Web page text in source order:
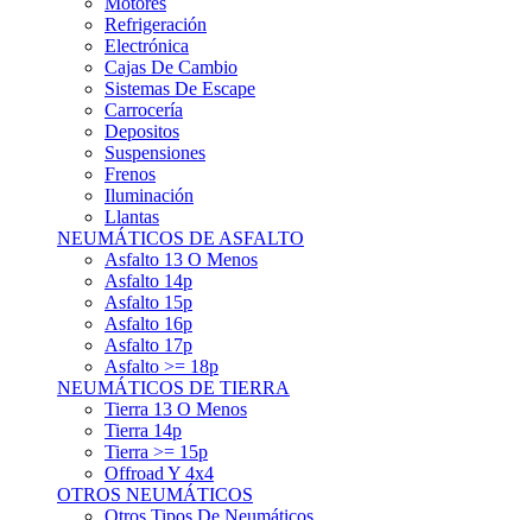
Electrónica
Cajas De Cambio
Sistemas De Escape
Carrocería
Depositos
Suspensiones
Frenos
Iluminación
Llantas
NEUMÁTICOS DE ASFALTO
Asfalto 13 O Menos
Asfalto 14p
Asfalto 15p
Asfalto 16p
Asfalto 17p
Asfalto >= 18p
NEUMÁTICOS DE TIERRA
Tierra 13 O Menos
Tierra 14p
Tierra >= 15p
Offroad Y 4x4
OTROS NEUMÁTICOS
Otros Tipos De Neumáticos
HABITACULO